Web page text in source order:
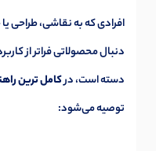
افرادی که به نقاشی، طراحی
دنبال محصولاتی فراتر از
دسته است، درکامل ترین
توصیه می‌شود: